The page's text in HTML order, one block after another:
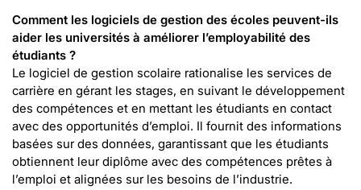
Comment les logiciels de gestion des écoles peuvent-ils
aider les universités à améliorer l’employabilité des
étudiants ?
Le logiciel de gestion scolaire rationalise les services de
carrière en gérant les stages, en suivant le développement
des compétences et en mettant les étudiants en contact
avec des opportunités d’emploi. Il fournit des informations
basées sur des données, garantissant que les étudiants
obtiennent leur diplôme avec des compétences prêtes à
l’emploi et alignées sur les besoins de l’industrie.